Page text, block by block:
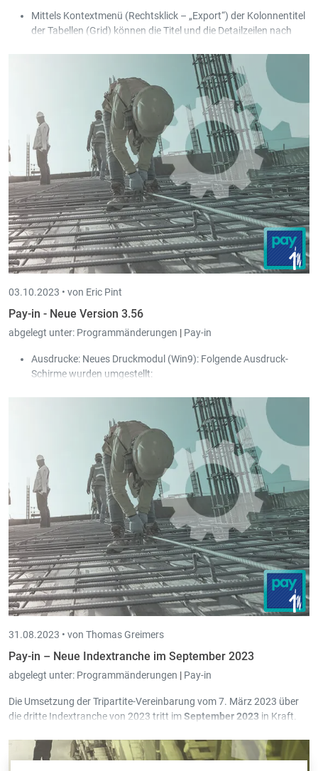
Mittels Kontextmenü (Rechtsklick – „Export“) der Kolonnentitel
der Tabellen (Grid) können die Titel und die Detailzeilen nach
Nach erfolgreichem Peppolversand wird zusätzlich die Peppol
XML-Datei abgelegt.
Beim Speichern eines Dokuments bzw. nach dem Transfer zu
einem neuen Dokument kann eine individuelle Anpassung
mittels SQL-Update erzeugt werden.
03.10.2023 • von Eric Pint
Pay-in - Neue Version 3.56
abgelegt unter: Programmänderungen | Pay-in
Ausdrucke: Neues Druckmodul (Win9): Folgende Ausdruck-
Schirme wurden umgestellt:
Abrechnungen
Lässt man den Ausdruck-Schirm geöffnet und speichert
weitere Änderungen an der Abrechnung ab, dann wird der
Ausdruck-Schirm beim Anklicken automatisch aktualisiert
und zeigt die neuen Werte an.
31.08.2023 • von Thomas Greimers
Pay-in – Neue Indextranche im September 2023
abgelegt unter: Programmänderungen | Pay-in
Die Umsetzung der Tripartite-Vereinbarung vom 7. März 2023 über
die dritte Indextranche von 2023 tritt imSeptember 2023 in Kraft.
In Pay-in wurden diesbezüglich in Version3.55.3.0
die notwendigen
Erweiterungen programmiert.